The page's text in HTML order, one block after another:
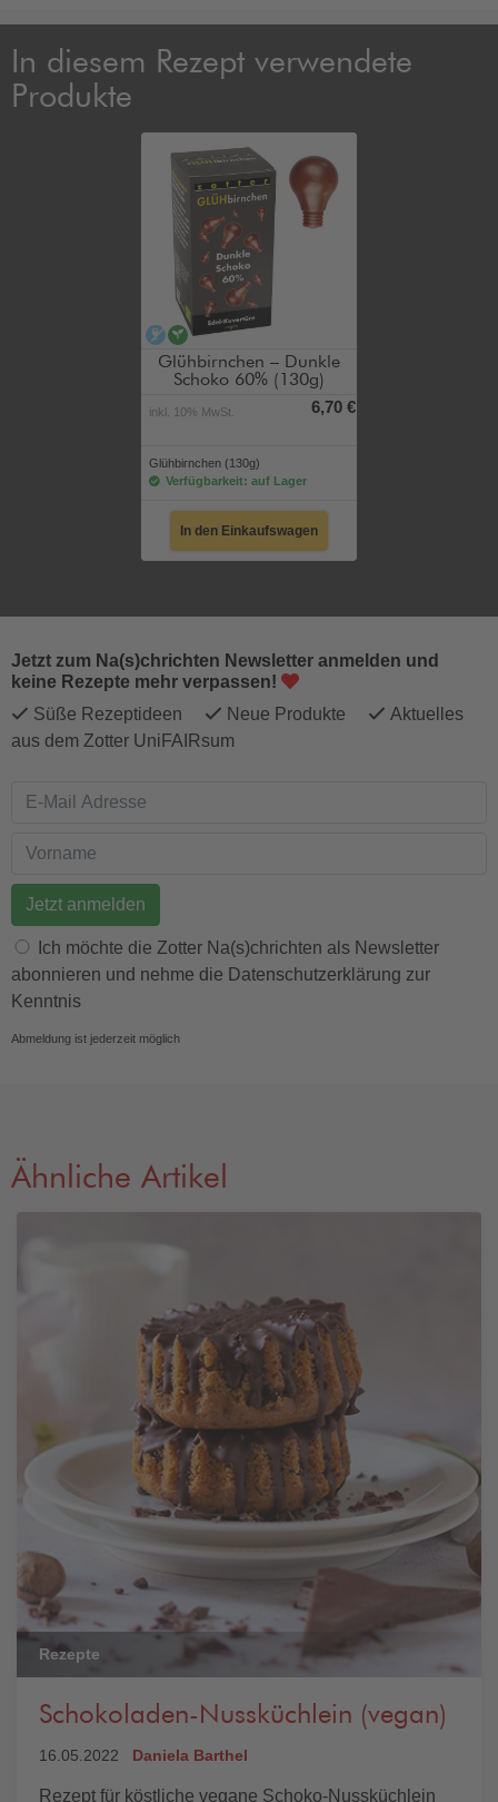
In diesem Rezept verwendete
Produkte
alkoholfrei
vegan
Glühbirnchen – Dunkle
Schoko 60% (130g)
inkl. 10% MwSt. 6,70 €
Glühbirnchen (130g)
Verfügbarkeit: auf Lager
In den Einkaufswagen
Jetzt zum Na(s)chrichten Newsletter anmelden und
keine Rezepte mehr verpassen!
Süße Rezeptideen
Neue Produkte
Aktuelles
aus dem Zotter UniFAIRsum
E-Mail Adresse
Vorname
Ich möchte die Zotter Na(s)chrichten als Newsletter
abonnieren und nehme die Datenschutzerklärung zur
Kenntnis
Abmeldung ist jederzeit möglich
Ähnliche Artikel
Rezepte
Schokoladen-Nussküchlein (vegan)
16.05.2022 Daniela Barthel
Rezept für köstliche vegane Schoko-Nussküchlein